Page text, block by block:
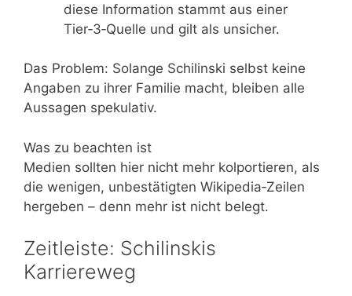
diese Information stammt aus einer
Tier‑3‑Quelle und gilt als unsicher.
Das Problem: Solange Schilinski selbst keine
Angaben zu ihrer Familie macht, bleiben alle
Aussagen spekulativ.
Was zu beachten ist
Medien sollten hier nicht mehr kolportieren, als
die wenigen, unbestätigten Wikipedia‑Zeilen
hergeben – denn mehr ist nicht belegt.
Zeitleiste: Schilinskis
Karriereweg